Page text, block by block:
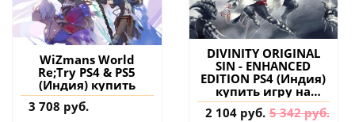
WiZmans World
Re;Try PS4 & PS5
(Индия) купить
3 708 руб.
DIVINITY ORIGINAL
SIN - ENHANCED
EDITION PS4 (Индия)
купить игру на
аккаунт
2 104 руб. 5 342 руб.